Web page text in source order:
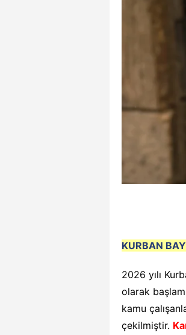
KURBAN
2026 yılı
olarak
kamu
çekilmiştir.